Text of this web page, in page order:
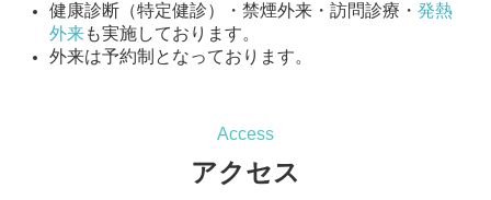
健康診断（特定健診）・禁煙外来・訪問診療・ 発熱
外来も実施しております。
外来は予約制となっております。
Access
アクセス